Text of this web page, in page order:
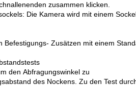
zusammen klicken.
Die Kamera wird mit einem
Befestigungs- Zusätzen mit einem
den Abfragungswinkel zu
des Nockens. Zu den Test